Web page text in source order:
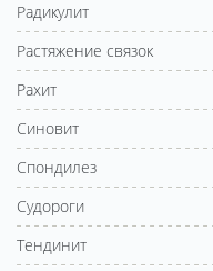
Радикулит
Растяжение связок
Рахит
Синовит
Спондилез
Судороги
Тендинит